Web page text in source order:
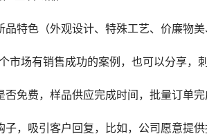
品特色（外观设计、特殊工艺、价廉物
市场有销售成功的案例，也可以分享，
否免费，样品供应完成时间，批量订单完
子，吸引客户回复，比如，公司愿意提